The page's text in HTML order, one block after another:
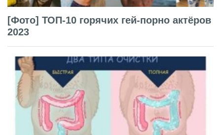
[Фото] ТОП-10 горячих гей-порно актёров
2023